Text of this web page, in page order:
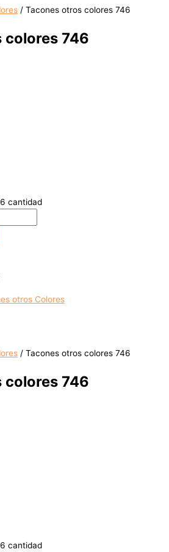
/ Tacones otros colores 746
colores 746
cantidad
otros Colores
/ Tacones otros colores 746
colores 746
cantidad